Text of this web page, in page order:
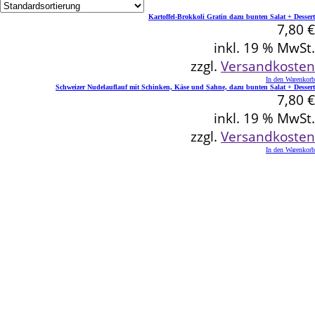
Kartoffel-Brokkoli Gratin dazu bunten Salat + Dessert
7,80 €
inkl. 19 % MwSt.
zzgl. Versandkosten
In den Warenkorb
Schweizer Nudelauflauf mit Schinken, Käse und Sahne, dazu bunten Salat + Dessert
7,80 €
inkl. 19 % MwSt.
zzgl. Versandkosten
In den Warenkorb